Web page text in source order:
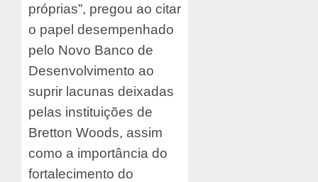
próprias”, pregou ao citar
o papel desempenhado
pelo Novo Banco de
Desenvolvimento ao
suprir lacunas deixadas
pelas instituições de
Bretton Woods, assim
como a importância do
fortalecimento do